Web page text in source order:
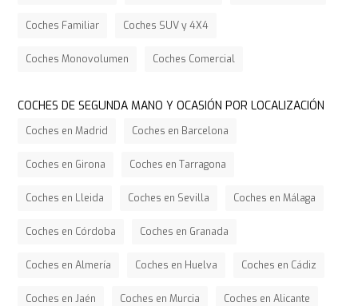
Coches Familiar Coches SUV y 4X4
Coches Monovolumen Coches Comercial
COCHES DE SEGUNDA MANO Y OCASIÓN POR LOCALIZACIÓN
Coches en Madrid Coches en Barcelona
Coches en Girona Coches en Tarragona
Coches en Lleida Coches en Sevilla Coches en Málaga
Coches en Córdoba Coches en Granada
Coches en Almería Coches en Huelva Coches en Cádiz
Coches en Jaén Coches en Murcia Coches en Alicante